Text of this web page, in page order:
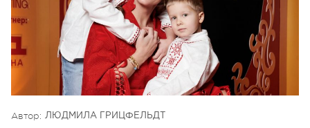
Автор: ЛЮДМИЛА ГРИЦФЕЛЬДТ